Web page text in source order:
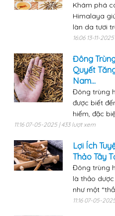
Khám phá
Himalaya
làn da tươi
16:06 13-11-
Đông
Quyết
Nam...
Đông trùng
được biết
hiếm, đặc
11:16 07-05-2025 | 433 lượt xem
Lợi Ích
Thảo Tây
Đông trùng
là thảo
như một
11:16 07-05-